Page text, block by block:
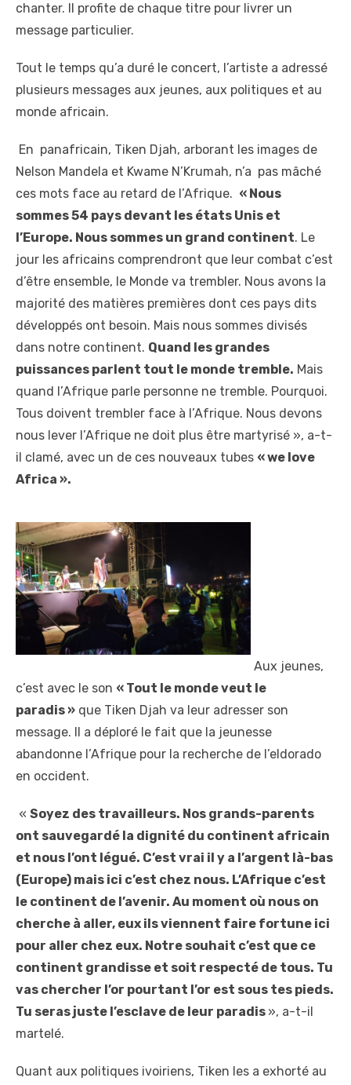
chanter. Il profite de chaque titre pour livrer un
message particulier.
Tout le temps qu’a duré le concert, l’artiste a adressé
plusieurs messages aux jeunes, aux politiques et au
monde africain.
En panafricain, Tiken Djah, arborant les images de
Nelson Mandela et Kwame N’Krumah, n’a pas mâché
ces mots face au retard de l’Afrique. « Nous
sommes 54 pays devant les états Unis et
l’Europe. Nous sommes un grand continent. Le
jour les africains comprendront que leur combat c’est
d’être ensemble, le Monde va trembler. Nous avons la
majorité des matières premières dont ces pays dits
développés ont besoin. Mais nous sommes divisés
dans notre continent. Quand les grandes
puissances parlent tout le monde tremble. Mais
quand l’Afrique parle personne ne tremble. Pourquoi.
Tous doivent trembler face à l’Afrique. Nous devons
nous lever l’Afrique ne doit plus être martyrisé », a-t-
il clamé, avec un de ces nouveaux tubes « we love
Africa ».
Aux jeunes,
c’est avec le son « Tout le monde veut le
paradis » que Tiken Djah va leur adresser son
message. Il a déploré le fait que la jeunesse
abandonne l’Afrique pour la recherche de l’eldorado
en occident.
« Soyez des travailleurs. Nos grands-parents
ont sauvegardé la dignité du continent africain
et nous l’ont légué. C’est vrai il y a l’argent là-bas
(Europe) mais ici c’est chez nous. L’Afrique c’est
le continent de l’avenir. Au moment où nous on
cherche à aller, eux ils viennent faire fortune ici
pour aller chez eux. Notre souhait c’est que ce
continent grandisse et soit respecté de tous. Tu
vas chercher l’or pourtant l’or est sous tes pieds.
Tu seras juste l’esclave de leur paradis », a-t-il
martelé.
Quant aux politiques ivoiriens, Tiken les a exhorté au